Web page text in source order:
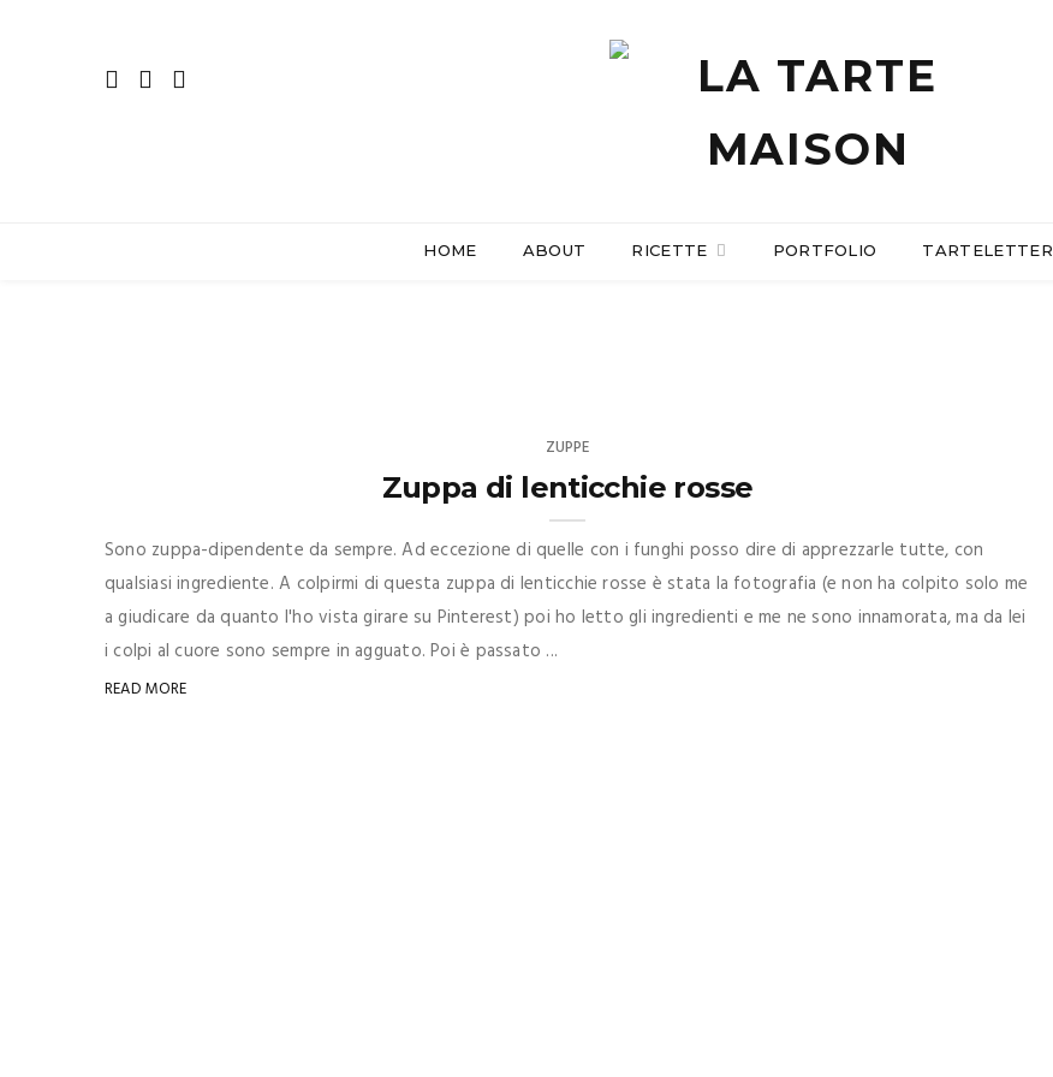
HOME ABOUT RICETTE PORTFOLIO TARTELETTER
ZUPPE
Zuppa di lenticchie rosse
Sono zuppa-dipendente da sempre. Ad eccezione di quelle con i funghi posso dire di apprezzarle tutte, con
qualsiasi ingrediente. A colpirmi di questa zuppa di lenticchie rosse è stata la fotografia (e non ha colpito solo me
a giudicare da quanto l'ho vista girare su Pinterest) poi ho letto gli ingredienti e me ne sono innamorata, ma da lei
i colpi al cuore sono sempre in agguato. Poi è passato ...
READ MORE